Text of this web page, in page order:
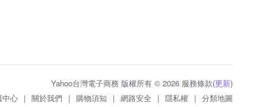
Yahoo台灣電子商務 版權所有 © 2026 服務條款(更新)
中心 | 關於我們 | 購物須知 | 網路安全 | 隱私權 | 分類地圖